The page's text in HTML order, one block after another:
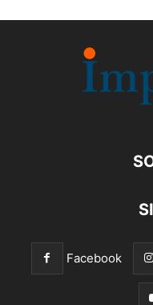
Facebook